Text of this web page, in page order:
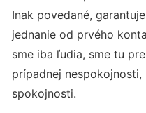
Inak povedané,
jednanie od prvého
sme iba ľudia, sme tu
prípadnej
spokojnosti.